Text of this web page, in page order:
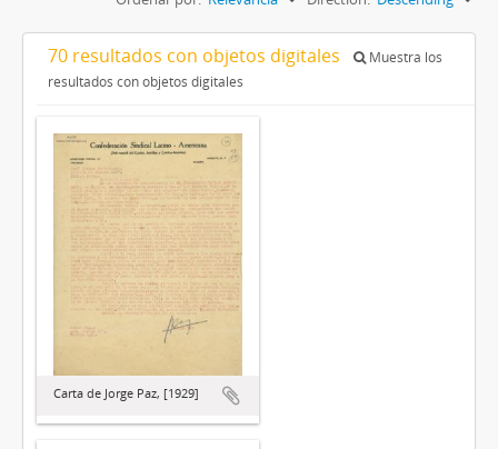
70 resultados con objetos digitales
Muestra los
resultados con objetos digitales
Carta de Jorge Paz, [1929]